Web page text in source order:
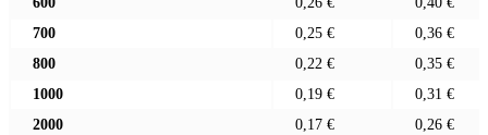
700
0,25 €
0,36 €
800
0,22 €
0,35 €
1000
0,19 €
0,31 €
2000
0,17 €
0,26 €